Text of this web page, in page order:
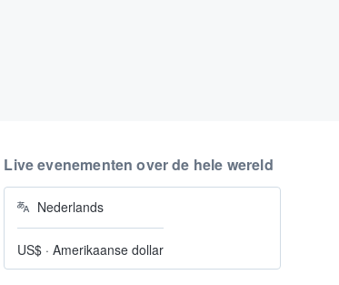
Live evenementen over de hele wereld
Nederlands
US$ ·Amerikaanse dollar